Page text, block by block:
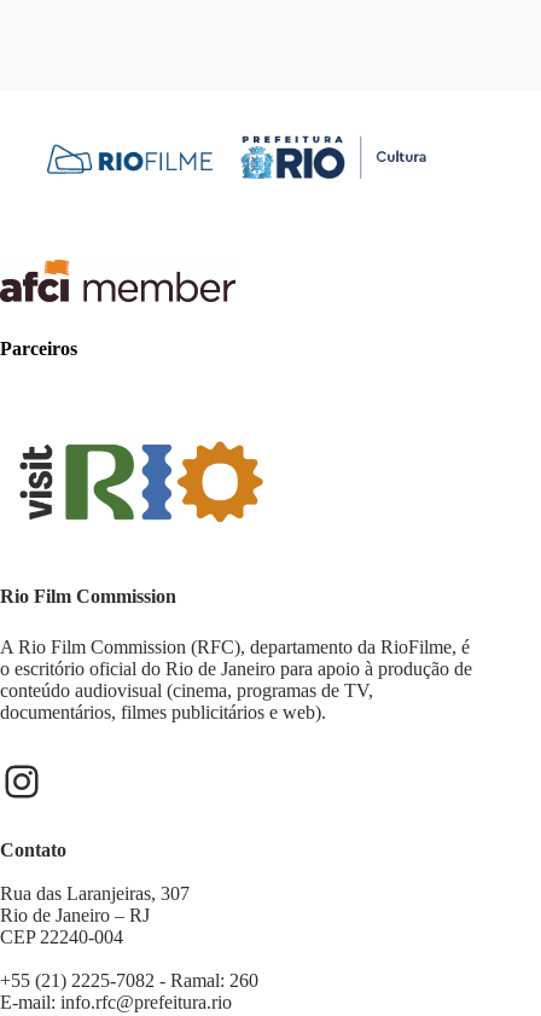
Parceiros
Rio Film Commission
A Rio Film Commission (RFC), departamento da RioFilme, é
o escritório oficial do Rio de Janeiro para apoio à produção de
conteúdo audiovisual (cinema, programas de TV,
documentários, filmes publicitários e web).
Contato
Rua das Laranjeiras, 307
Rio de Janeiro – RJ
CEP 22240-004
+55 (21) 2225-7082 - Ramal: 260
E-mail: info.rfc@prefeitura.rio